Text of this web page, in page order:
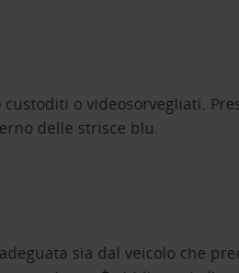
o videosorvegliati.
delle strisce blu.
sia dal veicolo che